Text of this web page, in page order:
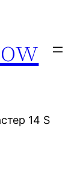
14 S